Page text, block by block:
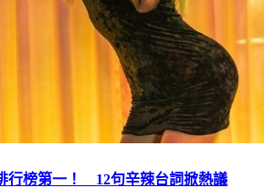
行榜第一！ 12句辛辣台詞掀熱議